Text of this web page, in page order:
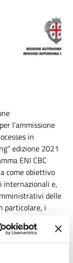
l'ammissione
in
edizione 2021
ENI CBC
come obiettivo
internazionali e,
delle
particolare, i
contrattuali